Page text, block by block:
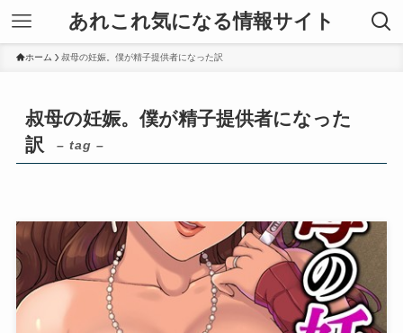
あれこれ気になる情報サイト
ホーム 叔母の妊娠。僕が精子提供者になった訳
叔母の妊娠。僕が精子提供者になった
訳
– tag –